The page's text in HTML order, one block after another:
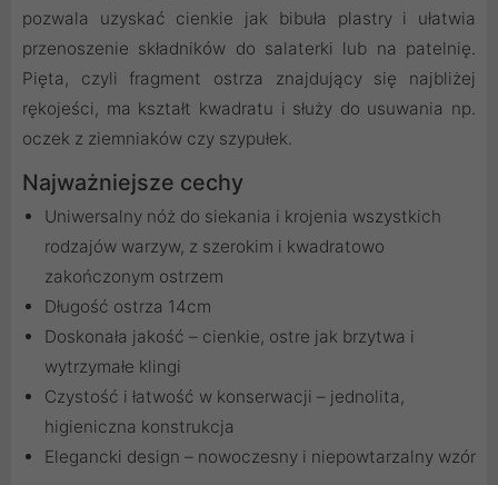
pozwala uzyskać cienkie jak bibuła plastry i ułatwia
przenoszenie składników do salaterki lub na patelnię.
Pięta, czyli fragment ostrza znajdujący się najbliżej
rękojeści, ma kształt kwadratu i służy do usuwania np.
oczek z ziemniaków czy szypułek.
Najważniejsze cechy
Uniwersalny nóż do siekania i krojenia wszystkich
rodzajów warzyw, z szerokim i kwadratowo
zakończonym ostrzem
Długość ostrza 14cm
Doskonała jakość – cienkie, ostre jak brzytwa i
wytrzymałe klingi
Czystość i łatwość w konserwacji – jednolita,
higieniczna konstrukcja
Elegancki design – nowoczesny i niepowtarzalny wzór